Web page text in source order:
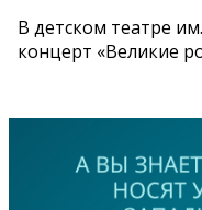
В детском театре
концерт «Великие